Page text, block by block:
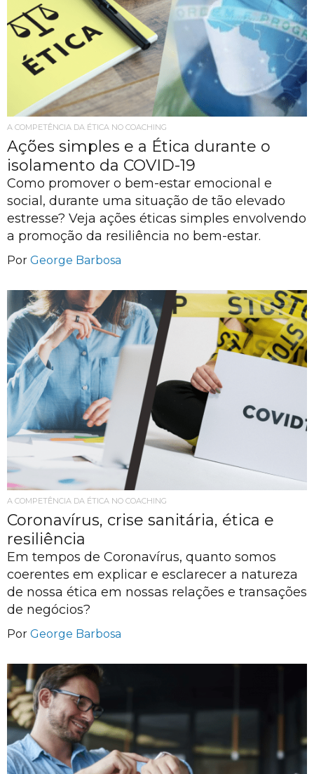
A COMPETÊNCIA DA ÉTICA NO COACHING
Ações simples e a Ética durante o
isolamento da COVID-19
Como promover o bem-estar emocional e
social, durante uma situação de tão elevado
estresse? Veja ações éticas simples envolvendo
a promoção da resiliência no bem-estar.
Por George Barbosa
A COMPETÊNCIA DA ÉTICA NO COACHING
Coronavírus, crise sanitária, ética e
resiliência
Em tempos de Coronavírus, quanto somos
coerentes em explicar e esclarecer a natureza
de nossa ética em nossas relações e transações
de negócios?
Por George Barbosa